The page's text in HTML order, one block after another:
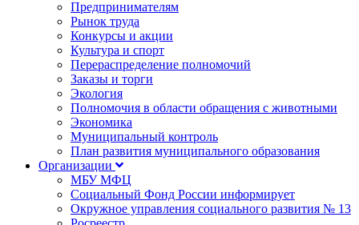
Предпринимателям
Рынок труда
Конкурсы и акции
Культура и спорт
Перераспределение полномочий
Заказы и торги
Экология
Полномочия в области обращения с животными
Экономика
Муниципальный контроль
План развития муниципального образования
Организации
МБУ МФЦ
Социальный Фонд России информирует
Окружное управления социального развития № 13